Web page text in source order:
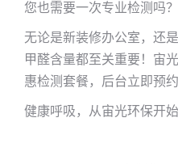
您也需要一次专业检测吗？
无论是新装修办公室，还
甲醛含量都至关重要！宙
惠检测套餐，后台立即预
健康呼吸，从宙光环保开始